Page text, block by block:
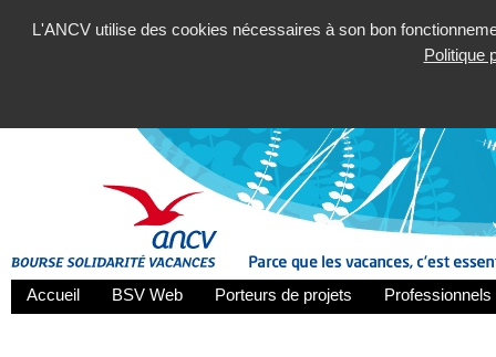
L'ANCV utilise des cookies nécessaires à son bon
Politique
Accueil BSV Web Porteurs de projets